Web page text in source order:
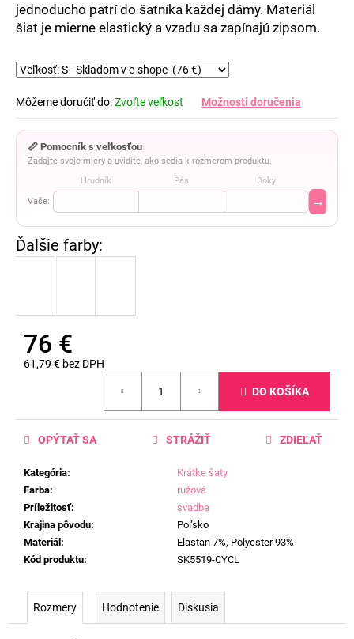
jednoducho patrí do šatníka každej dámy. Materiál
šiat je mierne elastický a vzadu sa zapínajú zipsom.
Môžeme doručiť do:Zvoľte veľkosť Možnosti doručenia
📏 Pomocník s veľkosťou
Zadajte svoje miery a uvidíte, ako sedia k rozmerom produktu.
Hrudník
Pás Boky
Vaše: →
76 €
61,79 € bez DPH
DO KOŠÍKA
Kategória:
Krátke šaty
Farba:
ružová
Príležitosť:
svadba
Krajina pôvodu:
Poľsko
Materiál :
Elastan 7%, Polyester 93%
Kód produktu: SK5519-CYCL
OPÝTAŤ SA STRÁŽIŤ ZDIEĽAŤ
Rozmery Hodnotenie Diskusia